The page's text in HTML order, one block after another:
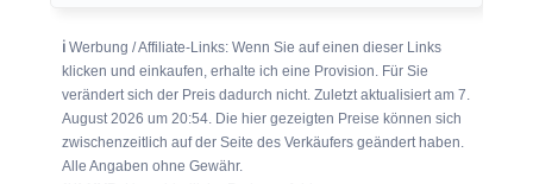
ℹ︎Werbung / Affiliate-Links: Wenn Sie auf einen dieser Links
klicken und einkaufen, erhalte ich eine Provision. Für Sie
verändert sich der Preis dadurch nicht. Zuletzt aktualisiert am 7.
August 2026 um 20:54. Die hier gezeigten Preise können sich
zwischenzeitlich auf der Seite des Verkäufers geändert haben.
Alle Angaben ohne Gewähr.